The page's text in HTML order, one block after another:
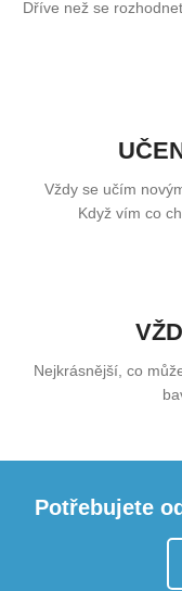
Dříve než se
Vždy se učím
Když vím co
Nejkrásnější, co
Potřebujete